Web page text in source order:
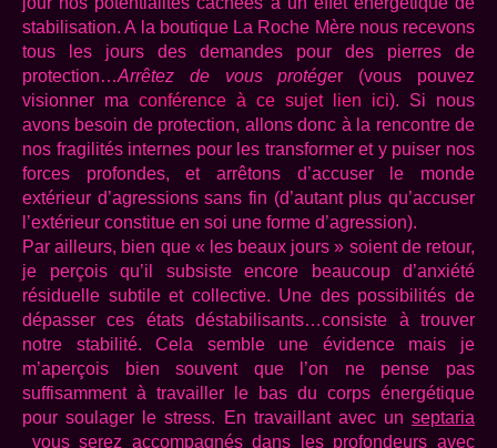
stabilisation. A la boutique La Roche Mère nous recevons
tous les jours des demandes pour des pierres de
protection…Arrêtez de vous protéger (vous pouvez
visionner ma conférence à ce sujet lien ici). Si nous
avons besoin de protection, allons donc à la rencontre de
nos fragilités internes pour les transformer et y puiser nos
forces profondes, et arrêtons d’accuser le monde
extérieur d’agressions sans fin (d’autant plus qu’accuser
l’extérieur constitue en soi une forme d’agression).
Par ailleurs, bien que « les beaux jours » soient de retour,
je perçois qu’il subsiste encore beaucoup d’anxiété
résiduelle subtile et collective. Une des possibilités de
dépasser ces états déstabilisants…consiste à trouver
notre stabilité. Cela semble une évidence mais je
m’aperçois bien souvent que l’on ne pense pas
suffisamment à travailler le bas du corps énergétique
pour soulager le stress. En travaillant avec un septaria
vous serez accompagnés dans les profondeurs avec